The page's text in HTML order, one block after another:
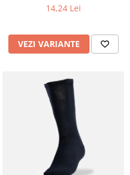
14,24 Lei
VEZI VARIANTE